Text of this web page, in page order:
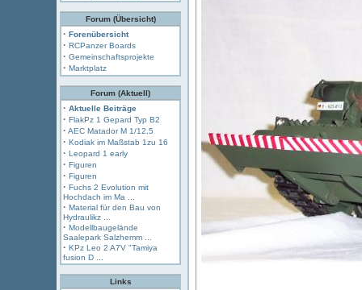
Forum (Übersicht)
· Forenübersicht
· RCPanzer Boards
· Gemeinschaftsprojekte
· Marktplatz
Forum (Aktuell)
· Aktuelle Beiträge
· FlakPz 1 Gepard Typ B2
· AEC Matador M 1/12,5
· Kodiak im Maßstab 1zu 16
· Leopard 1 early
· Figuren
· Figuren
· Fuchs 2 Evolution mit
Hochdach im Ma ...
· Material für den Bau von
Hydraulikz ...
· Modellbaugelände
Saalepark Salzhemm ...
· KPz Leo 2 A7V "Tamiya
fusion D ...
Links